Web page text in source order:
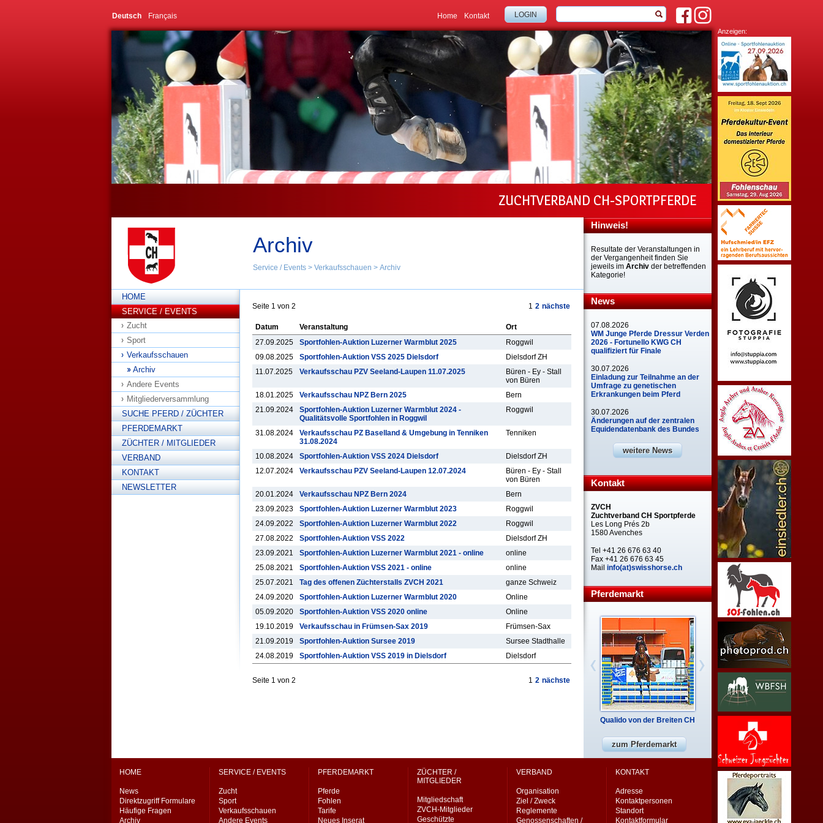
Deutsch Français LOGIN
Home Kontakt
ZUCHTVERBAND CH-SPORTPFERDE
Archiv
Service / Events > Verkaufsschauen > Archiv
HOME
SERVICE / EVENTS
Zucht
Sport
Verkaufsschauen
Archiv
Andere Events
Mitgliederversammlung
SUCHE PFERD / ZÜCHTER
PFERDEMARKT
ZÜCHTER / MITGLIEDER
VERBAND
KONTAKT
NEWSLETTER
Seite 1 von 2 1 2 nächste
Datum Veranstaltung
Ort
27.09.2025
Sportfohlen-Auktion Luzerner Warmblut 2025
Roggwil
09.08.2025
Sportfohlen-Auktion VSS 2025 Dielsdorf
Dielsdorf ZH
11.07.2025
Verkaufsschau PZV Seeland-Laupen 11.07.2025
Büren - Ey - Stall
von Büren
18.01.2025
Verkaufsschau NPZ Bern 2025
Bern
21.09.2024
Sportfohlen-Auktion Luzerner Warmblut 2024 -
Qualitätsvolle Sportfohlen in Roggwil
Roggwil
31.08.2024
Verkaufsschau PZ Baselland & Umgebung in Tenniken
31.08.2024
Tenniken
10.08.2024 Sportfohlen-Auktion VSS 2024 Dielsdorf
Dielsdorf ZH
12.07.2024
Verkaufsschau PZV Seeland-Laupen 12.07.2024
Büren - Ey - Stall
von Büren
20.01.2024
Verkaufsschau NPZ Bern 2024
Bern
23.09.2023
Sportfohlen-Auktion Luzerner Warmblut 2023
Roggwil
24.09.2022
Sportfohlen-Auktion Luzerner Warmblut 2022
Roggwil
27.08.2022
Sportfohlen-Auktion VSS 2022
Dielsdorf ZH
23.09.2021
Sportfohlen-Auktion Luzerner Warmblut 2021 - online
online
25.08.2021
Sportfohlen-Auktion VSS 2021 - online
online
25.07.2021
Tag des offenen Züchterstalls ZVCH 2021
ganze Schweiz
24.09.2020
Sportfohlen-Auktion Luzerner Warmblut 2020
Online
05.09.2020
Sportfohlen-Auktion VSS 2020 online
Online
19.10.2019
Verkaufsschau in Frümsen-Sax 2019
Frümsen-Sax
21.09.2019
Sportfohlen-Auktion Sursee 2019
Sursee Stadthalle
24.08.2019
Sportfohlen-Auktion VSS 2019 in Dielsdorf Dielsdorf
Seite 1 von 2 1 2 nächste
Hinweis!
Resultate der Veranstaltungen in
der Vergangenheit finden Sie
jeweils im Archiv der betreffenden
Kategorie!
News
07.08.2026
WM Junge Pferde Dressur Verden
2026 - Fortunello KWG CH
qualifiziert für Finale
30.07.2026
Einladung zur Teilnahme an der
Umfrage zu genetischen
Erkrankungen beim Pferd
30.07.2026
Änderungen auf der zentralen
Equidendatenbank des Bundes
weitere News
Kontakt
ZVCH
Zuchtverband CH Sportpferde
Les Long Prés 2b
1580 Avenches
Tel +41 26 676 63 40
Fax +41 26 676 63 45
Mail info(at)swisshorse.ch
Pferdemarkt
Qualido von der Breiten CH
zum Pferdemarkt
HOME
News
Direktzugriff Formulare
Häufige Fragen
Archiv
SERVICE / EVENTS
Zucht
Sport
Verkaufsschauen
Andere Events
PFERDEMARKT
Pferde
Fohlen
Tarife
Neues Inserat
ZÜCHTER /
MITGLIEDER
Mitgliedschaft
ZVCH-Mitglieder
Geschützte
VERBAND
Organisation
Ziel / Zweck
Reglemente
Genossenschaften /
KONTAKT
Adresse
Kontaktpersonen
Standort
Kontaktformular
Anzeigen: